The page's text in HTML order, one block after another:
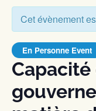
Cet évènement
Capacité
En Personne Event